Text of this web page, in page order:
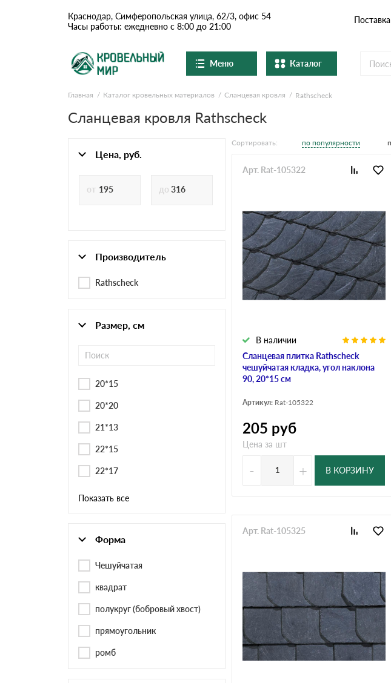
Краснодар, Симферопольская улица, 62/3, офис 54
Часы работы: ежедневно с 8:00 до 21:00
Меню
О компании
Вопросы-ответы
Каталог
Ондулин и шифер
Сланцевая кровля
Черепица Ондулин
Шифер 7-волновой
Главная Каталог кровельных материалов Сланцевая кровля Rathscheck
Сланцевая кровля Rathscheck
Цена, руб.
Производитель
Rathscheck
Размер, см
20*15
20*20
21*13
22*15
22*17
Показать все
Форма
Чешуйчатая
квадрат
полукруг (бобровый хвост)
прямоугольник
ромб
Сортировать: по популярности
Сланцевая плитка Rathscheck
чешуйчатая кладка, угол наклона
90, 20*15 см
В наличии
Арт. Rat-105322
Артикул: Rat-105322
205 руб
Цена за шт
- + В КОРЗИНУ
Арт. Rat-105325